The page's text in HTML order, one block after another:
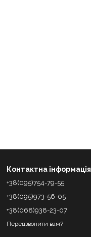
Контактна інформація
+38(095)754-79-55
+38(095)973-56-05
+38(068)938-23-07
Передзвонити вам?